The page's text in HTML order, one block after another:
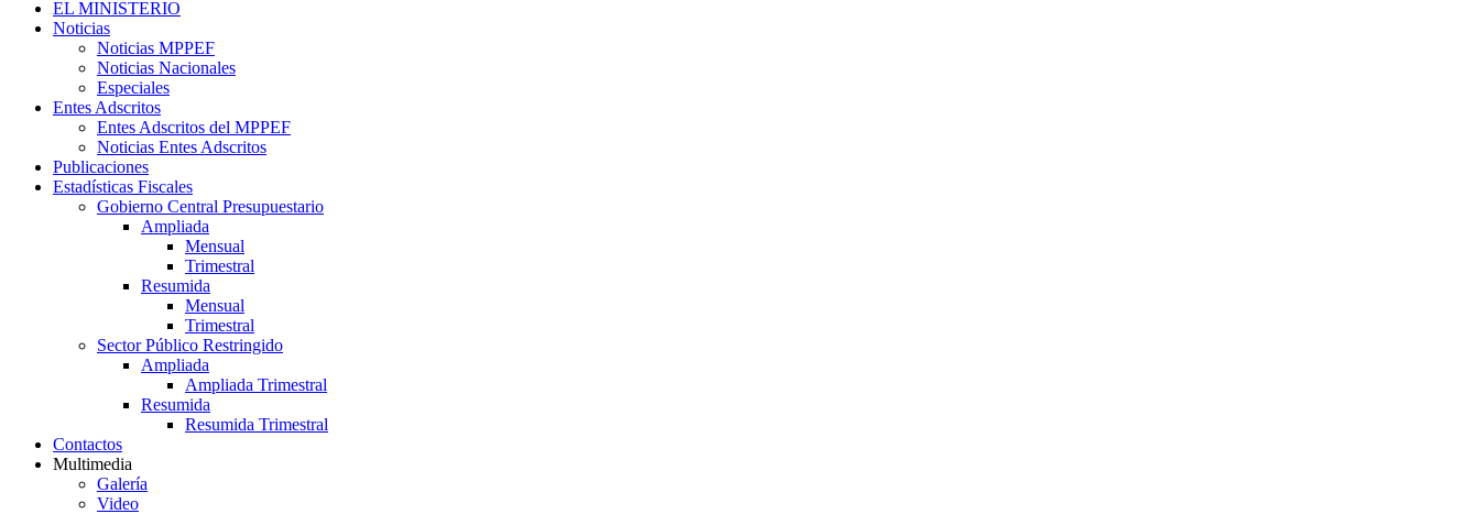
EL MINISTERIO
Noticias
Noticias MPPEF
Noticias Nacionales
Especiales
Entes Adscritos
Entes Adscritos del MPPEF
Noticias Entes Adscritos
Publicaciones
Estadísticas Fiscales
Gobierno Central Presupuestario
Ampliada
Mensual
Trimestral
Resumida
Mensual
Trimestral
Sector Público Restringido
Ampliada
Ampliada Trimestral
Resumida
Resumida Trimestral
Contactos
Multimedia
Galería
Video